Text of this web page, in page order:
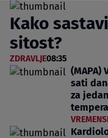
Kako
sitost?
ZDRAVLJE08:35
(MAPA)
sati
za